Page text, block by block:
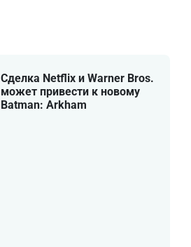
Сделка Netflix и Warner Bros.
может привести к новому
Batman: Arkham